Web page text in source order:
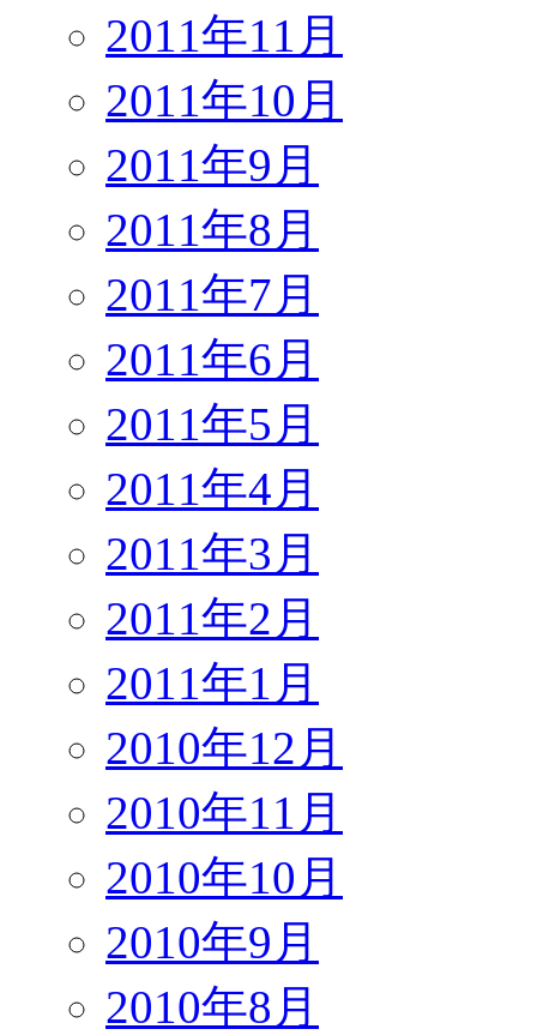
2011年11月
2011年10月
2011年9月
2011年8月
2011年7月
2011年6月
2011年5月
2011年4月
2011年3月
2011年2月
2011年1月
2010年12月
2010年11月
2010年10月
2010年9月
2010年8月